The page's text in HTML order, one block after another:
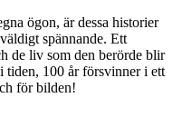
ögon, är dessa historier
spännande. Ett
de liv som den berörde blir
tiden, 100 år försvinner i ett
för bilden!